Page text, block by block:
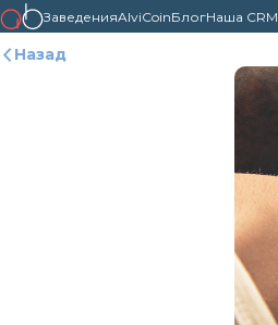
ЗаведенияAlviCoinБлогНаша CRM
Назад